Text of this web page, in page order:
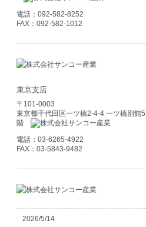
電話：092-582-8252
FAX：092-582-1012
東京支店
〒101-0003
東京都千代田区一ツ橋2-4-4 一ツ橋別館5
階
電話：03-6265-4922
FAX：03-5843-9482
2026/5/14